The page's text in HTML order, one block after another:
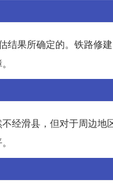
果所确定的。铁路修
经滑县，但对于周边